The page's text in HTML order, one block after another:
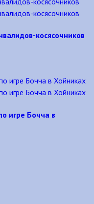
косясочников
игре Бочча в